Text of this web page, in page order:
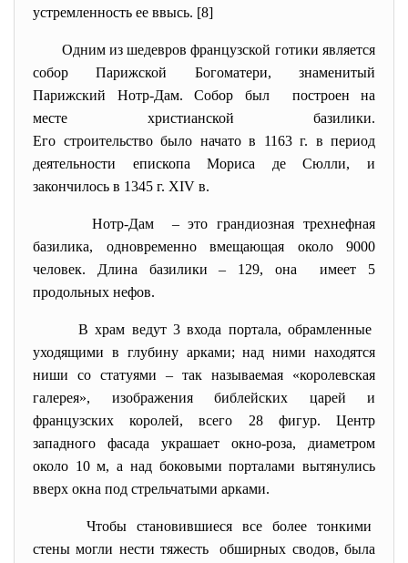
устремленность ее ввысь. [8]
Одним из шедевров французской готики является
собор Парижской Богоматери, знаменитый
Парижский Нотр-Дам. Собор был построен на
месте христианской базилики.
Его строительство было начато в 1163 г. в период
деятельности епископа Мориса де Сюлли, и
закончилось в 1345 г. XIV в.
Нотр-Дам – это грандиозная трехнефная
базилика, одновременно вмещающая около 9000
человек. Длина базилики – 129, она имеет 5
продольных нефов.
В храм ведут 3 входа портала, обрамленные
уходящими в глубину арками; над ними находятся
ниши со статуями – так называемая «королевская
галерея», изображения библейских царей и
французских королей, всего 28 фигур. Центр
западного фасада украшает окно-роза, диаметром
около 10 м, а над боковыми порталами вытянулись
вверх окна под стрельчатыми арками.
Чтобы становившиеся все болеетонкими
стены могли нести тяжесть обширных сводов, была